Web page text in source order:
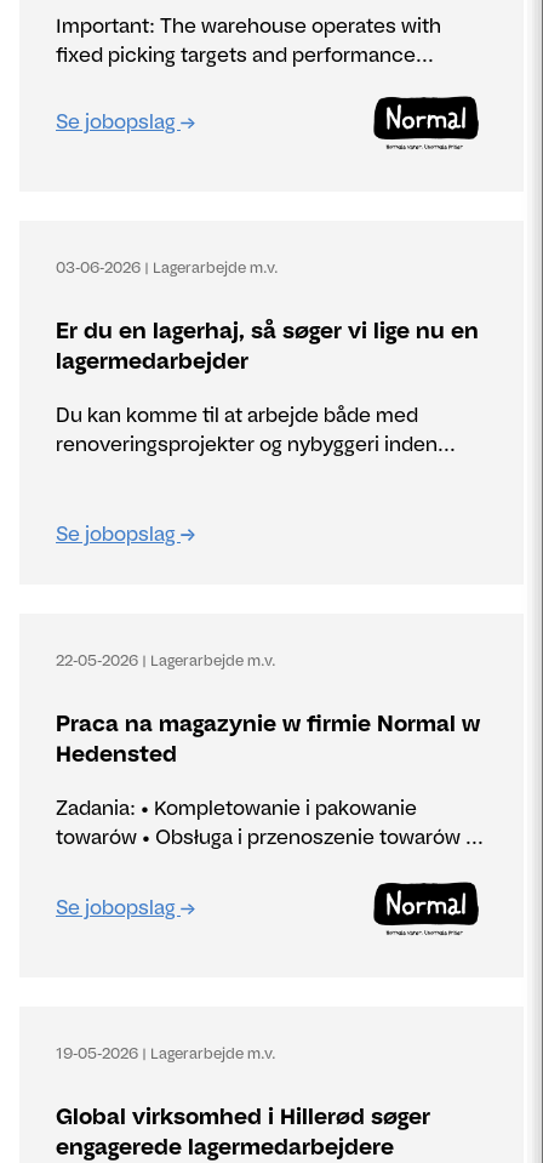
Important: The warehouse operates with
fixed picking targets and performance...
Se jobopslag
03-06-2026 | Lagerarbejde m.v.
Er du en lagerhaj, så søger vi lige nu en
lagermedarbejder
Du kan komme til at arbejde både med
renoveringsprojekter og nybyggeri inden...
Se jobopslag
22-05-2026 | Lagerarbejde m.v.
Praca na magazynie w firmie Normal w
Hedensted
Zadania: • Kompletowanie i pakowanie
towarów • Obsługa i przenoszenie towarów ...
Se jobopslag
19-05-2026 | Lagerarbejde m.v.
Global virksomhed i Hillerød søger
engagerede lagermedarbejdere